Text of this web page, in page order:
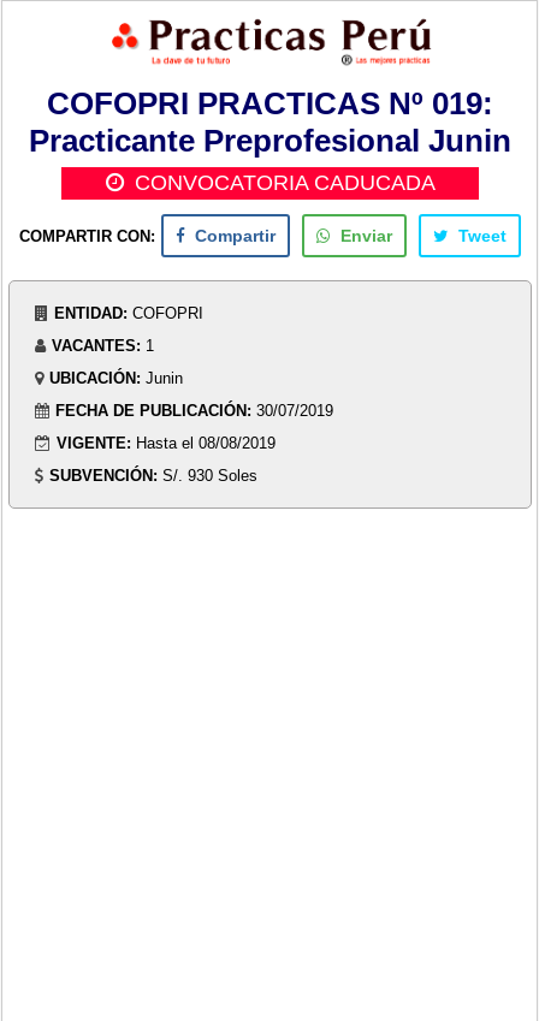
COFOPRI PRACTICAS Nº 019:
Practicante Preprofesional Junin
CONVOCATORIA CADUCADA
COMPARTIR CON: Compartir Enviar Tweet
ENTIDAD: COFOPRI
VACANTES: 1
UBICACIÓN: Junin
FECHA DE PUBLICACIÓN: 30/07/2019
VIGENTE: Hasta el 08/08/2019
SUBVENCIÓN: S/. 930 Soles